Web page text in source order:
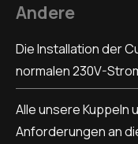
Andere
Die Installation der
normalen 230V-
Alle unsere Kuppeln
Anforderungen an